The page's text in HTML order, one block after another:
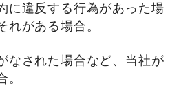
に違反する行為があった場
れがある場合。
なされた場合など、当社が
。